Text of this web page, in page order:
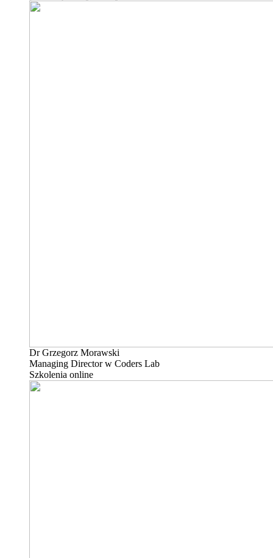
Dr Grzegorz Morawski
Managing Director w Coders Lab
Szkolenia online